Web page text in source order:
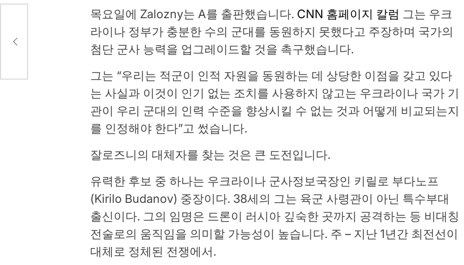
목요일에 Zalozny는 A를 출판했습니다. CNN 홈페이지 칼럼 그는 우크
라이나 정부가 충분한 수의 군대를 동원하지 못했다고 주장하며 국가의
첨단 군사 능력을 업그레이드할 것을 촉구했습니다.
그는 “우리는 적군이 인적 자원을 동원하는 데 상당한 이점을 갖고 있다
는 사실과 이것이 인기 없는 조치를 사용하지 않고는 우크라이나 국가 기
관이 우리 군대의 인력 수준을 향상시킬 수 없는 것과 어떻게 비교되는지
를 인정해야 한다”고 썼습니다.
잘로즈니의 대체자를 찾는 것은 큰 도전입니다.
유력한 후보 중 하나는 우크라이나 군사정보국장인 키릴로 부다노프
(Kirilo Budanov) 중장이다. 38세의 그는 육군 사령관이 아닌 특수부대
출신이다. 그의 임명은 드론이 러시아 깊숙한 곳까지 공격하는 등 비대칭
전술로의 움직임을 의미할 가능성이 높습니다. 주 – 지난 1년간 최전선이
대체로 정체된 전쟁에서.